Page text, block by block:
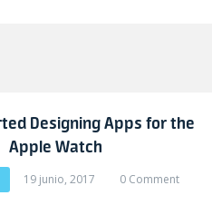
Designing Apps for the
Apple Watch
19 junio, 2017 0 Comment